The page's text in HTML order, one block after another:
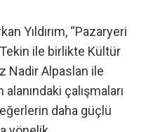
Yıldırım, “Pazaryeri
ile birlikte Kültür
Nadir Alpaslan ile
çalışmaları
daha güçlü